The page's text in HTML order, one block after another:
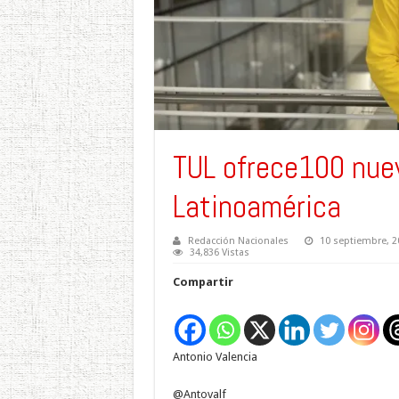
TUL ofrece100
Latinoamérica
Redacción Nacionales 10 septiembre,
34,836 Vistas
Compartir
Antonio Valencia
@Antovalf